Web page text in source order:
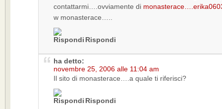
contattarmi….ovviamente di monasterace…
w monasterace…..
Rispondi
ha detto:
novembre 25, 2006 alle 11:04 am
Il sito di monasterace….a quale ti riferisci?
Rispondi